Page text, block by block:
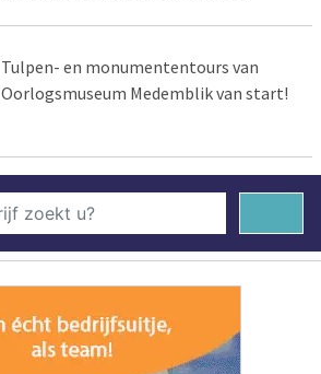
Tulpen- en monumententours van
Oorlogsmuseum Medemblik van start!